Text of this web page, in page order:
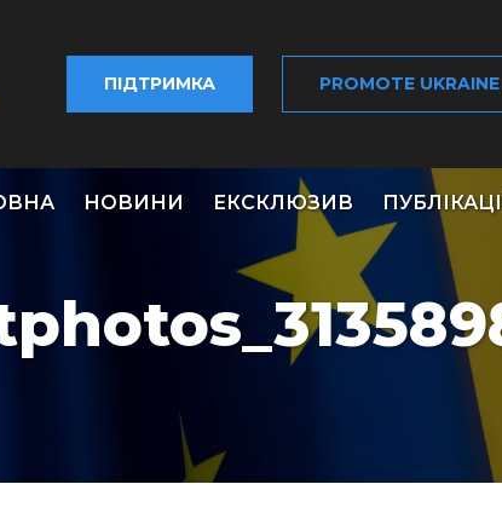
ПІДТРИМКА PROMOTE
НОВИНИ ЕКСКЛЮЗИВ ПУБЛІКАЦІЇ